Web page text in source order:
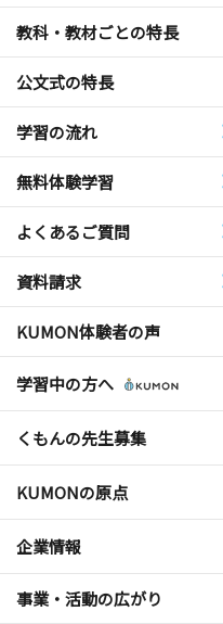
教科・教材ごとの特長
公文式の特長
学習の流れ
無料体験学習
よくあるご質問
資料請求
KUMON体験者の声
学習中の方へ
くもんの先生募集
KUMONの原点
企業情報
事業・活動の広がり